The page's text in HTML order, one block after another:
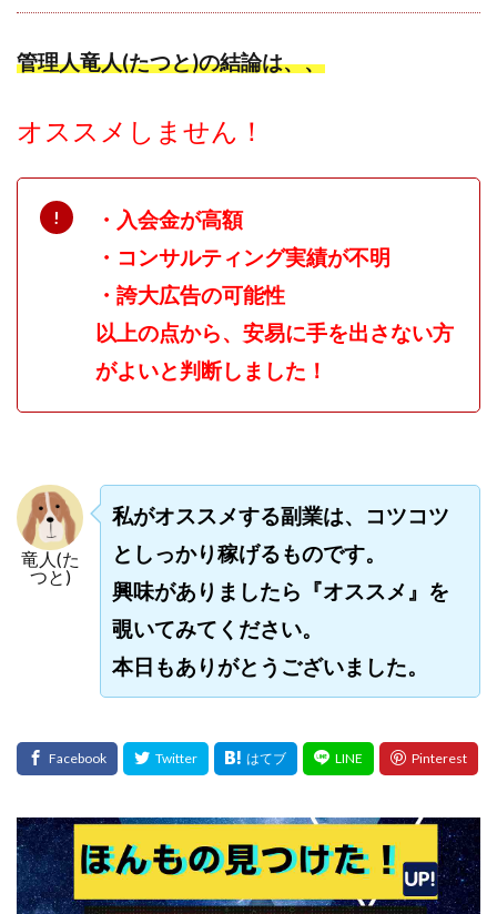
管理人竜人(たつと)の結論は、、
オススメしません！
・入会金が高額
・コンサルティング実績が不明
・誇大広告の可能性
以上の点から、安易に手を出さない方
がよいと判断しました！
竜人(た
つと)
私がオススメする副業は、コツコツ
としっかり稼げるものです。
興味がありましたら『オススメ』を
覗いてみてください。
本日もありがとうございました。
フラットワーク
フリー株式会社
ほったらかしFX運営事務局
検索